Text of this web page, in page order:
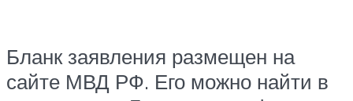
Бланк заявления размещен на
сайте МВД РФ. Его можно найти в